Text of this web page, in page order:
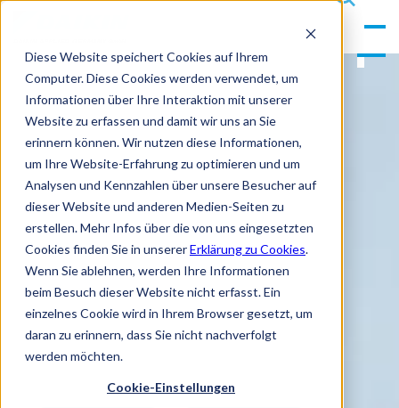
Diese Website speichert Cookies auf Ihrem
Computer. Diese Cookies werden verwendet, um
Informationen über Ihre Interaktion mit unserer
Website zu erfassen und damit wir uns an Sie
erinnern können. Wir nutzen diese Informationen,
um Ihre Website-Erfahrung zu optimieren und um
Analysen und Kennzahlen über unsere Besucher auf
dieser Website und anderen Medien-Seiten zu
erstellen. Mehr Infos über die von uns eingesetzten
Cookies finden Sie in unsererErklärung zu Cookies.
Wenn Sie ablehnen, werden Ihre Informationen
beim Besuch dieser Website nicht erfasst. Ein
einzelnes Cookie wird in Ihrem Browser gesetzt, um
daran zu erinnern, dass Sie nicht nachverfolgt
werden möchten.
Cookie-Einstellungen
s
ea